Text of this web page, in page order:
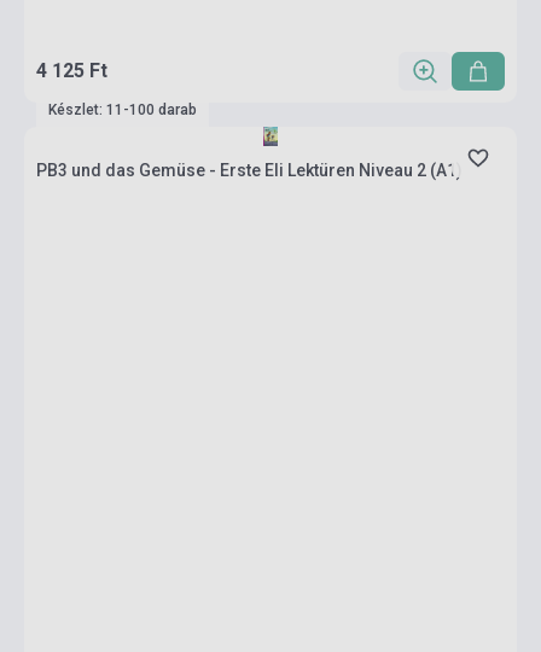
4 125 Ft
Készlet: 11-100 darab
PB3 und das Gemüse - Erste Eli Lektüren Niveau 2 (A1)